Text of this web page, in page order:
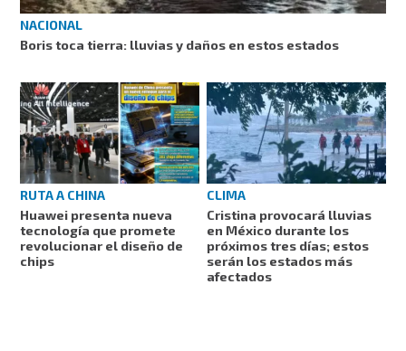
NACIONAL
Boris toca tierra: lluvias y daños en estos estados
RUTA A CHINA
Huawei presenta nueva
tecnología que promete
revolucionar el diseño de
chips
CLIMA
Cristina provocará lluvias
en México durante los
próximos tres días; estos
serán los estados más
afectados